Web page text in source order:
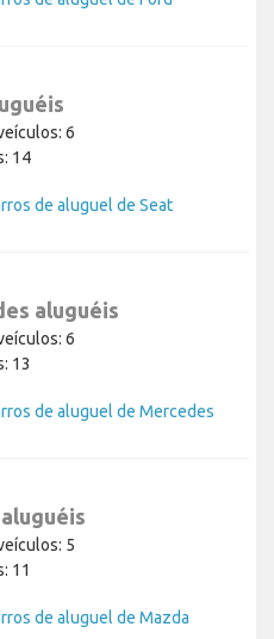
6
14
de aluguel de Seat
aluguéis
6
13
de aluguel de Mercedes
5
11
de aluguel de Mazda